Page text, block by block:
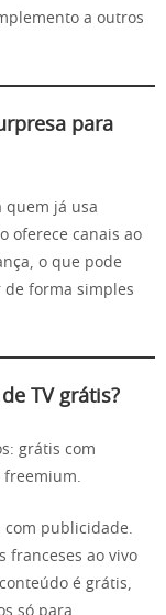
a outros
para
quem já usa
oferece canais ao
o que pode
forma simples
TV grátis?
grátis com
freemium.
com publicidade.
franceses ao vivo
é grátis,
só para